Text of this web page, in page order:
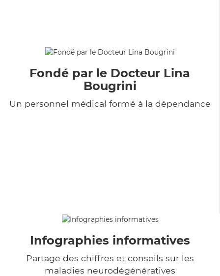
Fondé par le Docteur Lina
Bougrini
Un personnel médical formé à la dépendance
Infographies informatives
Partage des chiffres et conseils sur les
maladies neurodégénératives